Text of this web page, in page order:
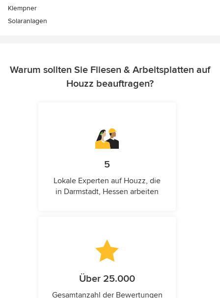
Klempner
Solaranlagen
Warum sollten Sie Fliesen & Arbeitsplatten auf
Houzz beauftragen?
5
Lokale Experten auf Houzz, die
in Darmstadt, Hessen arbeiten
Über 25.000
Gesamtanzahl der Bewertungen